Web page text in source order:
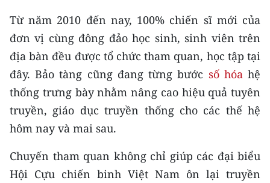
Từ năm 2010 đến nay, 100% chiến sĩ mới của
đơn vị cùng đông đảo học sinh, sinh viên trên
địa bàn đều được tổ chức tham quan, học tập tại
đây. Bảo tàng cũng đang từng bước số hóahệ
thống trưng bày nhằm nâng cao hiệu quả tuyên
truyền, giáo dục truyền thống cho các thế hệ
hôm nay và mai sau.
Chuyến tham quan không chỉ giúp các đại biểu
Hội Cựu chiến binh Việt Nam ôn lại truyền